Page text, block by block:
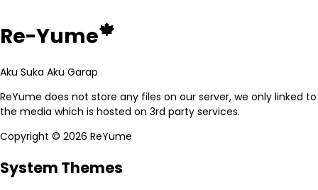
Re-Yume🍁
Aku Suka Aku Garap
ReYume does not store any files on our server, we only linked to
the media which is hosted on 3rd party services.
Copyright © 2026 ReYume
System Themes